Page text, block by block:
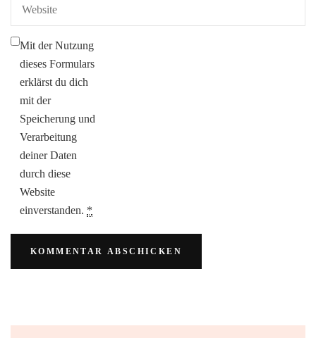
Mit der Nutzung
dieses Formulars
erklärst du dich
mit der
Speicherung und
Verarbeitung
deiner Daten
durch diese
Website
einverstanden. *